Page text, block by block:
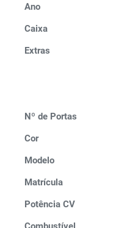
Ano
Caixa
Extras
Nº de Portas
Cor
Modelo
Matrícula
Potência CV